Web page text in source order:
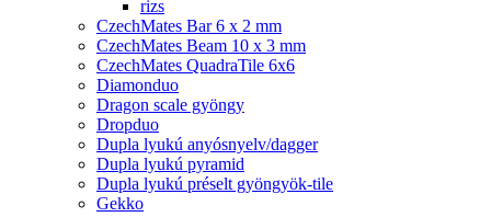
rizs
CzechMates Bar 6 x 2 mm
CzechMates Beam 10 x 3 mm
CzechMates QuadraTile 6x6
Diamonduo
Dragon scale gyöngy
Dropduo
Dupla lyukú anyósnyelv/dagger
Dupla lyukú pyramid
Dupla lyukú préselt gyöngyök-tile
Gekko